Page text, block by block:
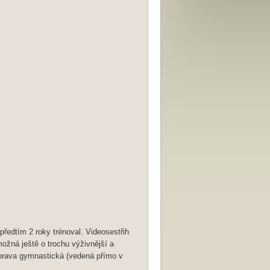
2 roky trénoval. Videosestřih
ještě o trochu výživnější a
gymnastická (vedená přímo v